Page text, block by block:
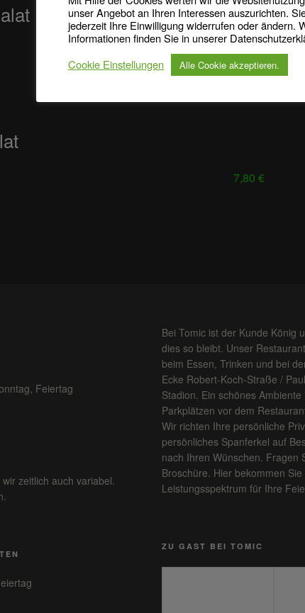
8,80 €
7,80 €
Feiertag
zeitlich auch variabel.
Bei Tomic ist der Kunde König
dies so bleibt. Unser
beim Essen, Trinken und bei
Ecke Robert-Koch-Straße /
Stadion. Ein schönes
Parkplätzen vor dem
Wir richten Ihre persönliche
persönliches Spanferkel auf
nach Ihren Wünschen. Fragen
Broschüre. Hier bekommen
Leistungsspektrum für Ihre
ZU GAST BEI TOMIC
unser Angebot an Ihren Interessen auszurichten.
jederzeit Ihre Einwilligung widerrufen oder ändern.
Informationen finden Sie in unserer
Cookie Einstellungen
Alle Cookie akzeptieren.